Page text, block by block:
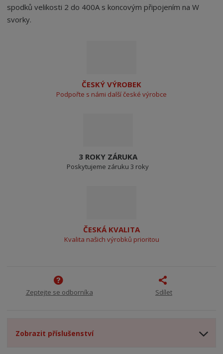
spodků velikosti 2 do 400A s koncovým připojením na W
svorky.
ČESKÝ VÝROBEK
Podpořte s námi další české výrobce
3 ROKY ZÁRUKA
Poskytujeme záruku 3 roky
ČESKÁ KVALITA
Kvalita našich výrobků prioritou
Zeptejte se odborníka Sdílet
Zobrazit příslušenství